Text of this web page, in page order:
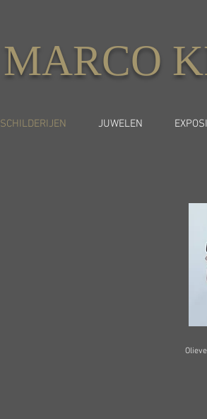
MARCO
SCHILDERIJEN JUWELEN